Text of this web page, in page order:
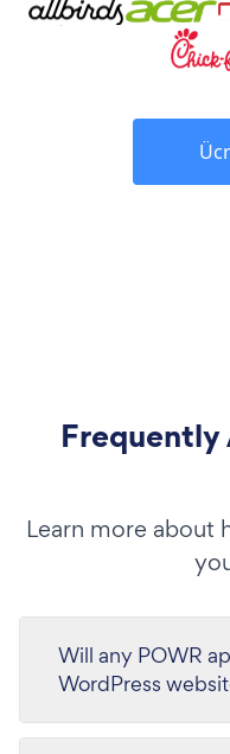
Frequently
Learn more about
Will any POWR
WordPress